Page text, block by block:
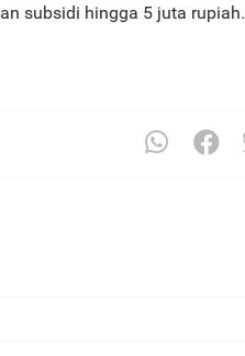
subsidi hingga 5 juta rupiah.